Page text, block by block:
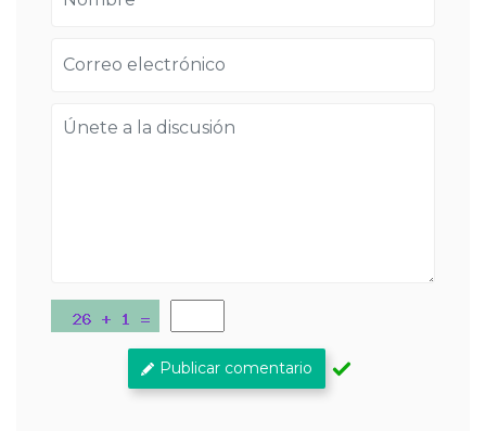
Publicar comentario